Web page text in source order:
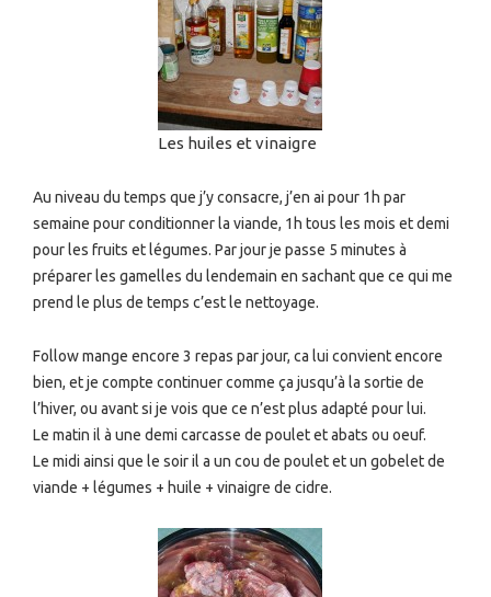
Les huiles et vinaigre
Au niveau du temps que j’y consacre, j’en ai pour 1h par
semaine pour conditionner la viande, 1h tous les mois et demi
pour les fruits et légumes. Par jour je passe 5 minutes à
préparer les gamelles du lendemain en sachant que ce qui me
prend le plus de temps c’est le nettoyage.
Follow mange encore 3 repas par jour, ca lui convient encore
bien, et je compte continuer comme ça jusqu’à la sortie de
l’hiver, ou avant si je vois que ce n’est plus adapté pour lui.
Le matin il à une demi carcasse de poulet et abats ou oeuf.
Le midi ainsi que le soir il a un cou de poulet et un gobelet de
viande + légumes + huile + vinaigre de cidre.